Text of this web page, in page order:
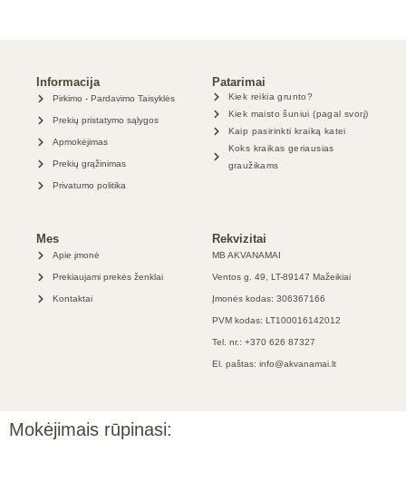
Informacija
Pirkimo - Pardavimo Taisyklės
Prekių pristatymo sąlygos
Apmokėjimas
Prekių grąžinimas
Privatumo politika
Patarimai
Kiek reikia grunto?
Kiek maisto šuniui (pagal svorį)
Kaip pasirinkti kraiką katei
Koks kraikas geriausias
graužikams
Mes
Apie įmonė
Prekiaujami prekės ženklai
Kontaktai
Rekvizitai
MB AKVANAMAI
Ventos g. 49, LT-89147 Mažeikiai
Įmonės kodas: 306367166
PVM kodas: LT100016142012
Tel. nr.: +370 626 87327
El. paštas: info@akvanamai.lt
Mokėjimais rūpinasi: